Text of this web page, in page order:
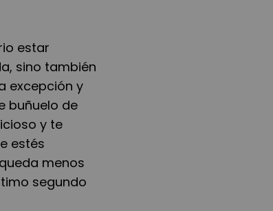
estar
sino también
excepción y
buñuelo de
y te
estés
menos
segundo